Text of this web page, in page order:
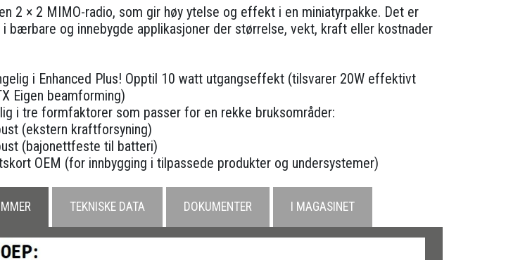
2 × 2 MIMO-radio, som gir høy ytelse og effekt i en miniatyrpakke. Det er
bærbare og innebygde applikasjoner der størrelse, vekt, kraft eller kostnader
i Enhanced Plus! Opptil 10 watt utgangseffekt (tilsvarer 20W effektivt
Eigen beamforming)
i tre formfaktorer som passer for en rekke bruksområder:
(ekstern kraftforsyning)
(bajonettfeste til batteri)
OEM (for innbygging i tilpassede produkter og undersystemer)
TEKNISKE DATA DOKUMENTER I MAGASINET